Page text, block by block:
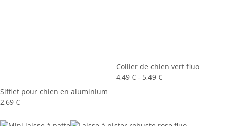
Sifflet pour chien en aluminium
2,69 €
Collier de chien vert fluo
4,49 € - 5,49 €